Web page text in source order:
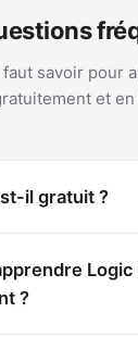
faut savoir pour
et en
il gratuit ?
Logic
?